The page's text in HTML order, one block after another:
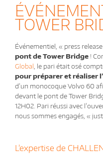
TOWER
Événementiel, « press
pont de Tower Bridge !
Global , le pari était osé
pour préparer et réaliser
d’un monocoque Volvo 60
devant le pont de Tower
12H02. Pari réussi avec
nous sommes engagés, «
L’expertise de